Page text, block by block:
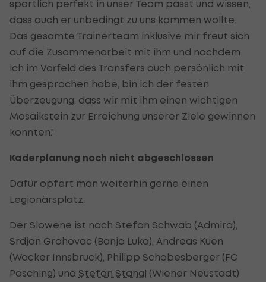
sportlich perfekt in unser Team passt und wissen,
dass auch er unbedingt zu uns kommen wollte.
Das gesamte Trainerteam inklusive mir freut sich
auf die Zusammenarbeit mit ihm und nachdem
ich im Vorfeld des Transfers auch persönlich mit
ihm gesprochen habe, bin ich der festen
Überzeugung, dass wir mit ihm einen wichtigen
Mosaikstein zur Erreichung unserer Ziele gewinnen
konnten."
Kaderplanung noch nicht abgeschlossen
Dafür opfert man weiterhin gerne einen
Legionärsplatz.
Der Slowene ist nach Stefan Schwab (Admira),
Srdjan Grahovac (Banja Luka), Andreas Kuen
(Wacker Innsbruck), Philipp Schobesberger (FC
Pasching) und Stefan Stangl (Wiener Neustadt)